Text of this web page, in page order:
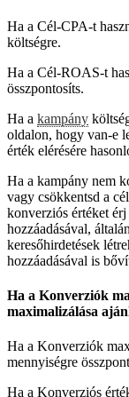
Ha a Cél-CPA-t
költségre.
Ha a Cél-ROAS-t
összpontosíts.
Ha a kampány
oldalon, hogy van-e
érték elérésére
Ha a kampány nem
vagy csökkentsd a
konverziós értéket érj
hozzáadásával,
keresőhirdetések
hozzáadásával is
Ha a Konverziók
maximalizálása
Ha a Konverziók
mennyiségre
Ha a Konverziós